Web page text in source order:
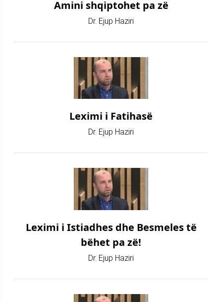
Amini shqiptohet pa zë
Dr. Ejup Haziri
Leximi i Fatihasë
Dr. Ejup Haziri
Leximi i Istiadhes dhe Besmeles të
bëhet pa zë!
Dr. Ejup Haziri